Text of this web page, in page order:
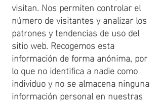
visitan. Nos permiten controlar el
número de visitantes y analizar los
patrones y tendencias de uso del
sitio web. Recogemos esta
información de forma anónima, por
lo que no identifica a nadie como
individuo y no se almacena ninguna
información personal en nuestras